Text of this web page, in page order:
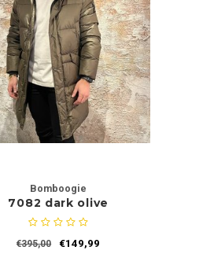
Bomboogie
7082 dark olive
€395,00 €149,99